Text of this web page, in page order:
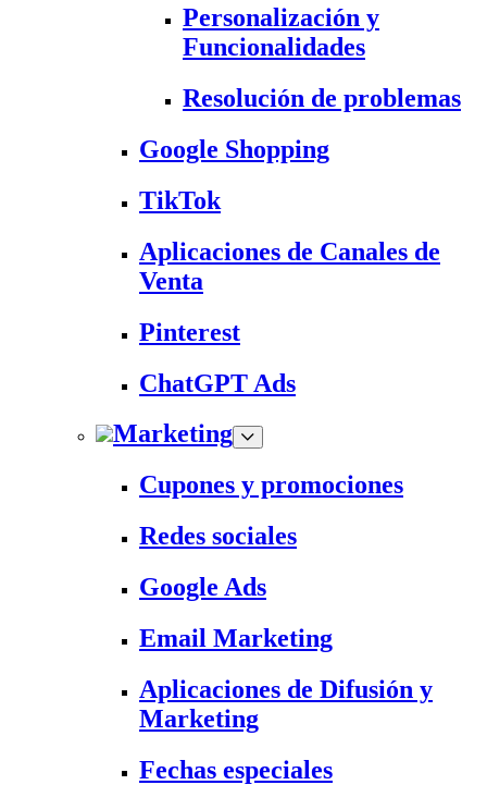
Personalización y
Funcionalidades
Resolución de problemas
Google Shopping
TikTok
Aplicaciones de Canales de
Venta
Pinterest
ChatGPT Ads
Marketing
Cupones y promociones
Redes sociales
Google Ads
Email Marketing
Aplicaciones de Difusión y
Marketing
Fechas especiales